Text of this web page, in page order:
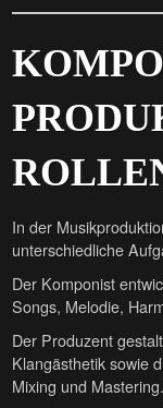
In der
unterschiedliche
Der Komponist
Songs, Melodie,
Der Produzent
Klangästhetik sowie
Mixing und Mastering.